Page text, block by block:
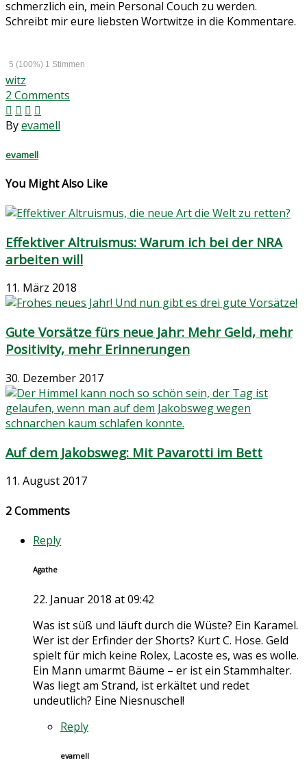
schmerzlich ein, mein Personal Couch zu werden.
Schreibt mir eure liebsten Wortwitze in die Kommentare.
5 (100%) 1 Stimmen
witz
2 Comments
Byevamell
evamell
You Might Also Like
Effektiver Altruismus: Warum ich bei der NRA
arbeiten will
11. März 2018
Gute Vorsätze fürs neue Jahr: Mehr Geld, mehr
Positivity, mehr Erinnerungen
30. Dezember 2017
Auf dem Jakobsweg: Mit Pavarotti im Bett
11. August 2017
2 Comments
Reply
Agathe
22. Januar 2018 at 09:42
Was ist süß und läuft durch die Wüste? Ein Karamel.
Wer ist der Erfinder der Shorts? Kurt C. Hose. Geld
spielt für mich keine Rolex, Lacoste es, was es wolle.
Ein Mann umarmt Bäume – er ist ein Stammhalter.
Was liegt am Strand, ist erkältet und redet
undeutlich? Eine Niesnuschel!
Reply
evamell